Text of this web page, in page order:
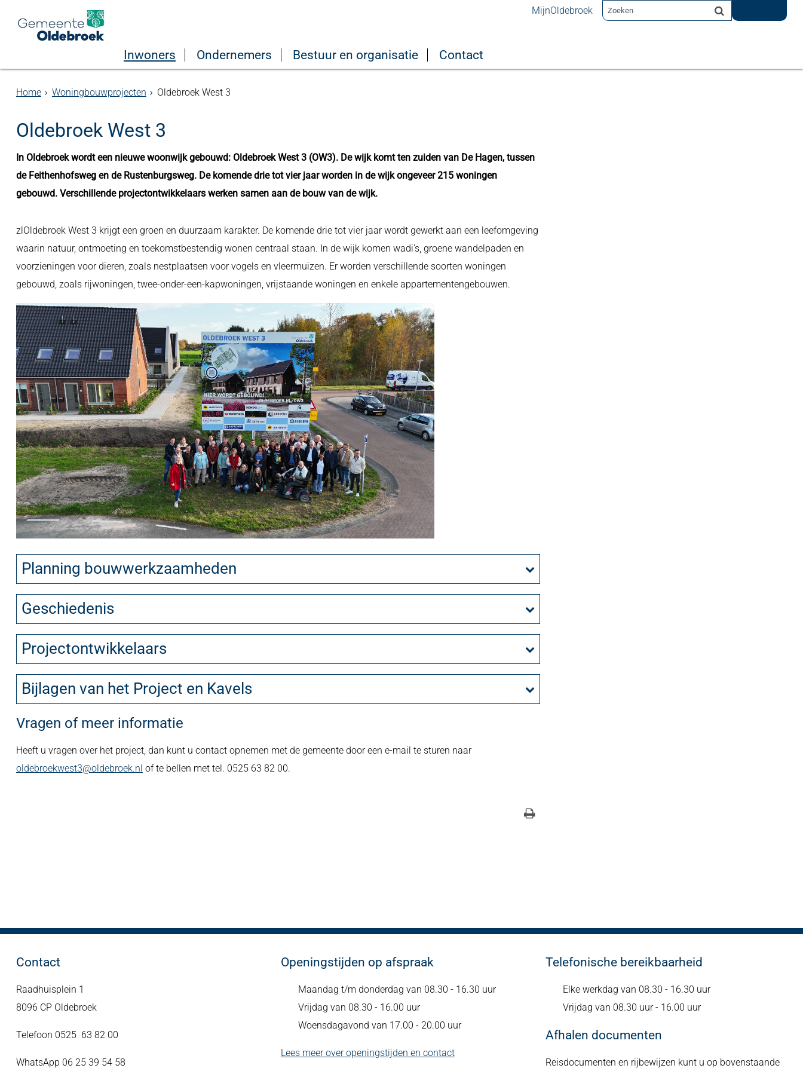
MijnOldebroek
Inwoners Ondernemers Bestuur en organisatie Contact
Home Woningbouwprojecten Oldebroek West 3
Oldebroek West 3
In Oldebroek wordt een nieuwe woonwijk gebouwd: Oldebroek West 3 (OW3). De wijk komt ten zuiden van De Hagen, tussen
de Feithenhofsweg en de Rustenburgsweg. De komende drie tot vier jaar worden in de wijk ongeveer 215 woningen
gebouwd. Verschillende projectontwikkelaars werken samen aan de bouw van de wijk.
zlOldebroek West 3 krijgt een groen en duurzaam karakter. De komende drie tot vier jaar wordt gewerkt aan een leefomgeving
waarin natuur, ontmoeting en toekomstbestendig wonen centraal staan. In de wijk komen wadi’s, groene wandelpaden en
voorzieningen voor dieren, zoals nestplaatsen voor vogels en vleermuizen. Er worden verschillende soorten woningen
gebouwd, zoals rijwoningen, twee-onder-een-kapwoningen, vrijstaande woningen en enkele appartementengebouwen.
Planning bouwwerkzaamheden
Geschiedenis
Projectontwikkelaars
Bijlagen van het Project en Kavels
Vragen of meer informatie
Heeft u vragen over het project, dan kunt u contact opnemen met de gemeente door een e-mail te sturen naar
oldebroekwest3@oldebroek.nl of te bellen met tel. 0525 63 82 00.
Contact
Raadhuisplein 1
8096 CP Oldebroek
Telefoon 0525 63 82 00
WhatsApp 06 25 39 54 58
Openingstijden op afspraak
Maandag t/m donderdag van 08.30 - 16.30 uur
Vrijdag van 08.30 - 16.00 uur
Woensdagavond van 17.00 - 20.00 uur
Lees meer over openingstijden en contact
Telefonische bereikbaarheid
Elke werkdag van 08.30 - 16.30 uur
Vrijdag van 08.30 uur - 16.00 uur
Afhalen documenten
Reisdocumenten en rijbewijzen kunt u op bovenstaande